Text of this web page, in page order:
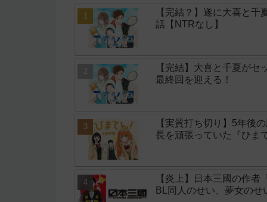
【完結？】遂に大喜と
話【NTRなし】
【完結】大喜と千夏が
最終回を迎える！
【実質打ち切り】5年後
長を頑張っていた『ひま
【炎上】日本三國の作
BL同人のせい、夢女の